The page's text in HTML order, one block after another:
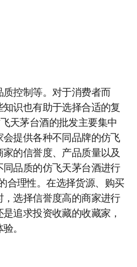
控制等。对于消费者而
识也有助于选择合适的复
天茅台酒的批发主要集中
提供各种不同品牌的仿飞
的信誉度、产品质量以及
品质的仿飞天茅台酒进行
理性。在选择货源、购买
选择信誉度高的商家进行
追求投资收藏的收藏家，
。